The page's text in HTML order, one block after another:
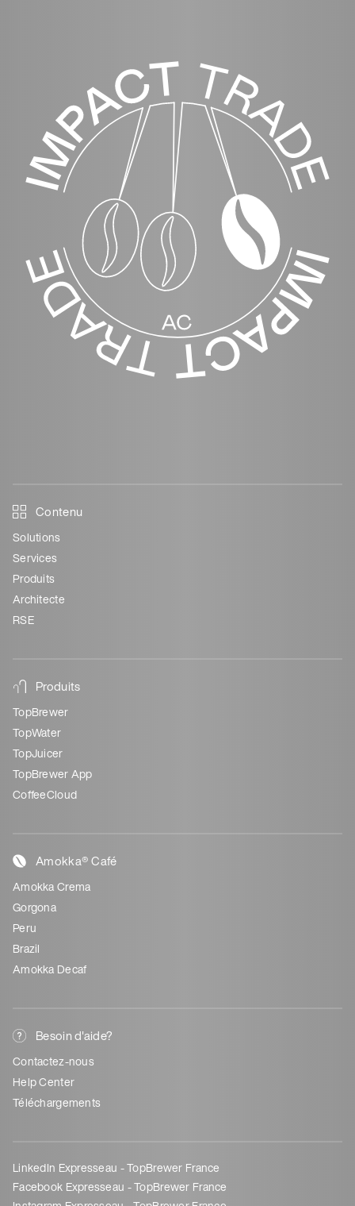
Contenu
Solutions
Services
Produits
Architecte
RSE
Produits
TopBrewer
TopWater
TopJuicer
TopBrewer App
CoffeeCloud
Amokka® Café
Amokka Crema
Gorgona
Peru
Brazil
Amokka Decaf
Besoin d'aide?
Contactez-nous
Help Center
Téléchargements
LinkedIn Expresseau - TopBrewer France
Facebook Expresseau - TopBrewer France